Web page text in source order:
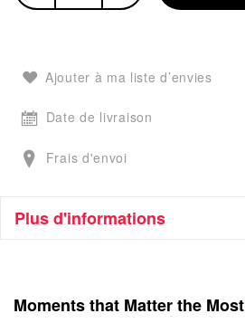
Ajouter à ma liste d’envies
Date de livraison
Frais d'envoi
Plus d'informations
Moments that Matter the Most